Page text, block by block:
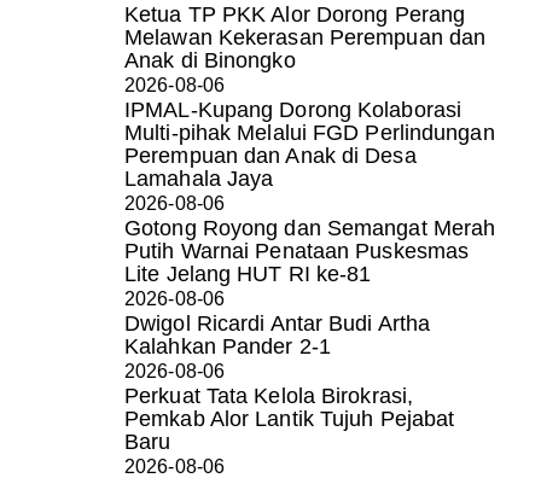
Ketua TP PKK Alor Dorong Perang
Melawan Kekerasan Perempuan dan
Anak di Binongko
2026-08-06
IPMAL-Kupang Dorong Kolaborasi
Multi-pihak Melalui FGD Perlindungan
Perempuan dan Anak di Desa
Lamahala Jaya
2026-08-06
Gotong Royong dan Semangat Merah
Putih Warnai Penataan Puskesmas
Lite Jelang HUT RI ke-81
2026-08-06
Dwigol Ricardi Antar Budi Artha
Kalahkan Pander 2-1
2026-08-06
Perkuat Tata Kelola Birokrasi,
Pemkab Alor Lantik Tujuh Pejabat
Baru
2026-08-06